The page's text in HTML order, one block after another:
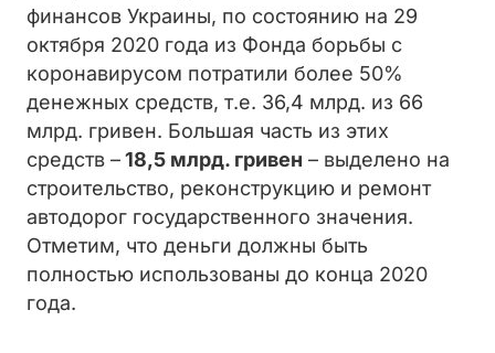
финансов Украины, по состоянию на 29
октября 2020 года из Фонда борьбы с
коронавирусом потратили более 50%
денежных средств, т.е. 36,4 млрд. из 66
млрд. гривен. Большая часть из этих
средств –18,5 млрд. гривен – выделено на
строительство, реконструкцию и ремонт
автодорог государственного значения.
Отметим, что деньги должны быть
полностью использованы до конца 2020
года.